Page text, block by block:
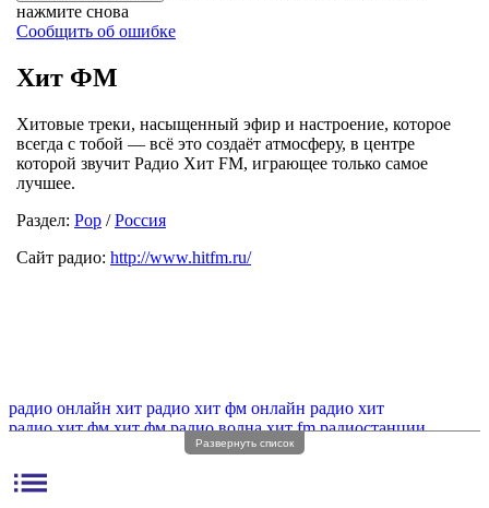
нажмите снова
Сообщить об ошибке
Хит ФМ
Хитовые треки, насыщенный эфир и настроение, которое
всегда с тобой — всё это создаёт атмосферу, в центре
которой звучит Радио Хит FM, играющее только самое
лучшее.
Раздел: Pop /Россия
Сайт радио: http://www.hitfm.ru/
радио онлайн хит радио хит фм онлайн радио хит
радио хит фм хит фм радио волна хит fm радиостанции
радио хит фм без рекламы
Развернуть список
list